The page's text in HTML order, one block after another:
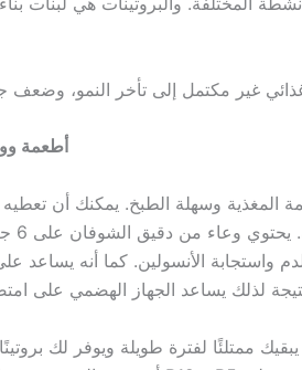
17
المغذية وسهلة الطبخ. يمكنك أن تعطيه
الأنسولين. كما أنه يساعد على
ممتلئًا لفترة طويلة ويوفر لك